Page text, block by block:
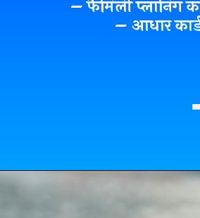
– फैमिली प्लानिंग
– आधार